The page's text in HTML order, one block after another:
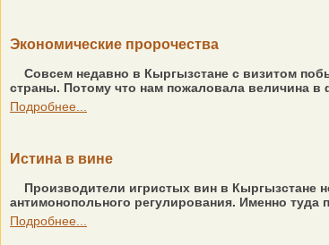
Экономические пророчества
Совсем недавно в Кыргызстане с визитом
страны. Потому что нам пожаловала величина
Подробнее...
Истина в вине
Производители игристых вин в Кыргызстане
антимонопольного регулирования. Именно
Подробнее...